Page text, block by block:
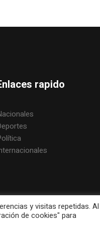
rapido
y visitas repetidas. Al
de cookies" para